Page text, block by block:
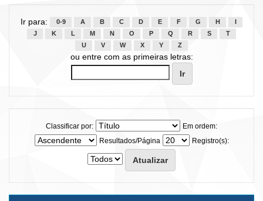
Ir para: 0-9 A B C D E F G H
J
K L M N O P Q R S
T
U
V W X Y Z
ou entre com as primeiras letras:
Classificar por:
Em ordem:
Resultados/Página
Registro(s):